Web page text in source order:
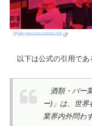
http://tokyobarshow.com/index.html
以下は公式の引用であ
酒類・バー
ー)」は、世界
業界内外問わ